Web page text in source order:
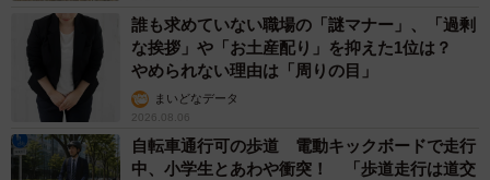
誰も求めていない職場の「謎マナー」、「過剰
な挨拶」や「お土産配り」を抑えた1位は？
やめられない理由は「周りの目」
まいどなデータ
2026.08.06
自転車通行可の歩道 電動キックボードで走行
中、小学生とあわや衝突！ 「歩道走行は道交